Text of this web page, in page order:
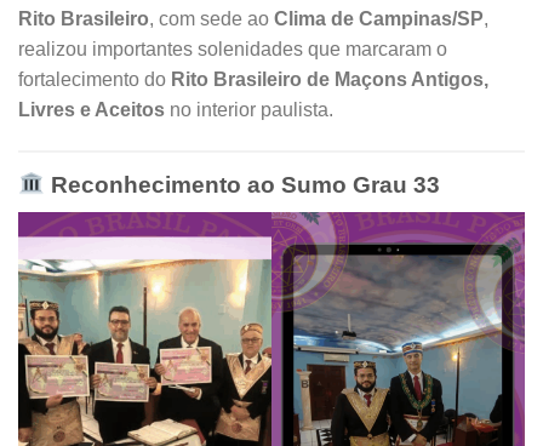
Rito Brasileiro, com sede ao Clima de Campinas/SP,
realizou importantes solenidades que marcaram o
fortalecimento do Rito Brasileiro de Maçons Antigos,
Livres e Aceitos no interior paulista.
Reconhecimento ao Sumo Grau 33